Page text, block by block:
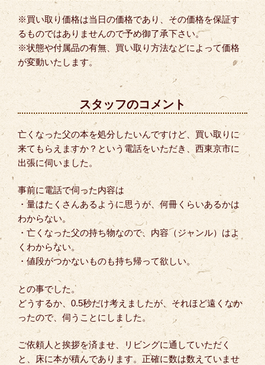
※買い取り価格は当日の価格であり、その価格を保証す
るものではありませんので予め御了承下さい。
※状態や付属品の有無、買い取り方法などによって価格
が変動いたします。
スタッフのコメント
亡くなった父の本を処分したいんですけど、買い取りに
来てもらえますか？という電話をいただき、西東京市に
出張に伺いました。
事前に電話で伺った内容は
・量はたくさんあるように思うが、何冊くらいあるかは
わからない。
・亡くなった父の持ち物なので、内容（ジャンル）はよ
くわからない。
・値段がつかないものも持ち帰って欲しい。
との事でした。
どうするか、0.5秒だけ考えましたが、それほど遠くなか
ったので、伺うことにしました。
ご依頼人と挨拶を済ませ、リビングに通していただく
と、床に本が積んであります。正確に数は数えていませ